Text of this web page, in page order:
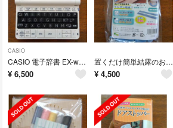
CASIO
CASIO 電子辞書 EX-word XD-SV4000
¥ 6,500
置くだけ簡単結露のお悩み110番(2個組)☓8袋 計16本
¥ 4,500